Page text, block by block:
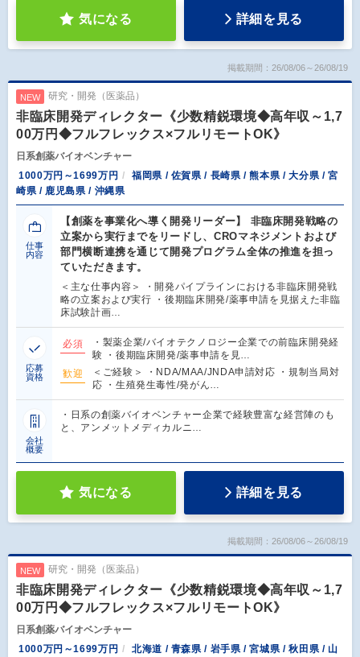
気になる 詳細を見る
掲載期間：26/08/06～26/08/19
NEW 研究・開発（医薬品）
非臨床開発ディレクター《少数精鋭環境◆高年収～1,7
00万円◆フルフレックス×フルリモートOK》
日系創薬バイオベンチャー
1000万円～1699万円
福岡県 / 佐賀県 / 長崎県 / 熊本県 / 大分県 / 宮
崎県 / 鹿児島県 / 沖縄県
仕事
内容
【創薬を事業化へ導く開発リーダー】 非臨床開発戦略の
立案から実行までをリードし、CROマネジメントおよび
部門横断連携を通じて開発プログラム全体の推進を担っ
ていただきます。
＜主な仕事内容＞ ・開発パイプラインにおける非臨床開発戦
略の立案および実行 ・後期臨床開発/薬事申請を見据えた非臨
床試験計画…
応募
資格
必須
・製薬企業/バイオテクノロジー企業での前臨床開発経
験 ・後期臨床開発/薬事申請を見…
歓迎
＜ご経験＞ ・NDA/MAA/JNDA申請対応 ・規制当局対
応 ・生殖発生毒性/発がん…
会社
概要
・日系の創薬バイオベンチャー企業で経験豊富な経営陣のも
と、アンメットメディカルニ…
気になる 詳細を見る
掲載期間：26/08/06～26/08/19
NEW 研究・開発（医薬品）
非臨床開発ディレクター《少数精鋭環境◆高年収～1,7
00万円◆フルフレックス×フルリモートOK》
日系創薬バイオベンチャー
1000万円～1699万円
北海道 / 青森県 / 岩手県 / 宮城県 / 秋田県 / 山